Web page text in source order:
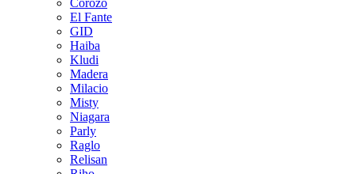
El Fante
GID
Haiba
Kludi
Madera
Milacio
Misty
Niagara
Parly
Raglo
Relisan